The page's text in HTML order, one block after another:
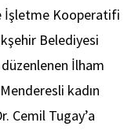
İşletme Kooperatifi
Belediyesi
düzenlenen İlham
kadın
Cemil Tugay’a